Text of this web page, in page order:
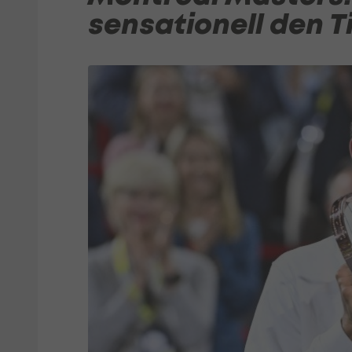
sensationell den